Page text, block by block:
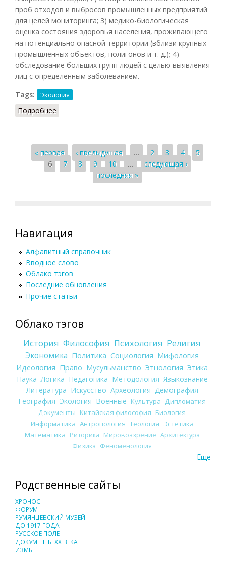
проб отходов и выбросов промышленных предприятий
для целей мониторинга; 3) медико-биологическая
оценка состояния здоровья населения, проживающего
на потенциально опасной территории (вблизи крупных
промышленных объектов, полигонов и т. д.); 4)
обследование больших групп людей с целью выявления
лиц с определенным заболеванием.
Tags:
Экология
Подробнее
Страницы
« первая ‹ предыдущая … 2 3 4
5
6
7 8 9 10 …
следующая ›
последняя »
Навигация
Алфавитный справочник
Вводное слово
Облако тэгов
Последние обновления
Прочие статьи
Облако тэгов
История Философия Психология Религия
Экономика Политика Социология Мифология
Идеология Право Мусульманство Этнология Этика
Наука Логика Педагогика Методология Языкознание
Литература Искусство Археология Демография
География Экология Военные Культура
Дипломатия
Документы Китайская философия Биология
Информатика Антропология Теология Эстетика
Математика Риторика Мировоззрение Архитектура
Физика Феноменология
Еще
Родственные сайты
ХРОНОС
ФОРУМ
РУМЯНЦЕВСКИЙ МУЗЕЙ
ДО 1917 ГОДА
РУССКОЕ ПОЛЕ
ДОКУМЕНТЫ XX ВЕКА
ИЗМЫ